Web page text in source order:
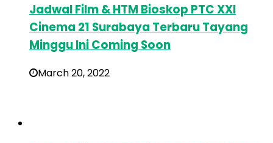
Jadwal Film & HTM Bioskop PTC XXI
Cinema 21 Surabaya Terbaru Tayang
Minggu Ini Coming Soon
March 20, 2022